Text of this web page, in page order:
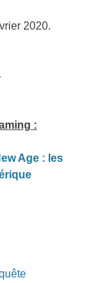
2020.
:
Age : les